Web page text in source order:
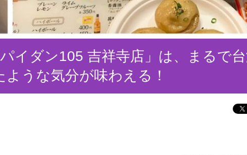
イダン105 吉祥寺店」は、まるで
ような気分が味わえる！